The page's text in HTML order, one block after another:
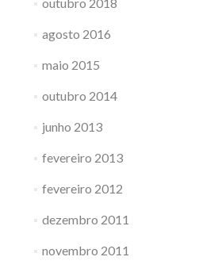
agosto 2016
maio 2015
outubro 2014
junho 2013
fevereiro 2013
fevereiro 2012
dezembro 2011
novembro 2011